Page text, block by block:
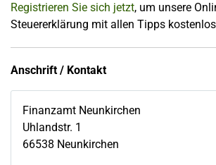
Registrieren Sie sich jetzt, um unsere
Steuererklärung mit allen Tipps
Anschrift / Kontakt
Finanzamt Neunkirchen
Uhlandstr. 1
66538 Neunkirchen